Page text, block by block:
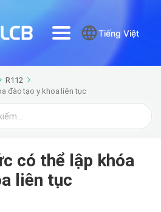
Tiếng Việt
R112
đào tạo y khoa liên tục
có thể lập khóa
liên tục